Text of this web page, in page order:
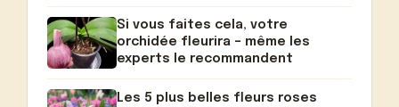
Si vous faites cela, votre
orchidée fleurira – même les
experts le recommandent
Les 5 plus belles fleurs roses